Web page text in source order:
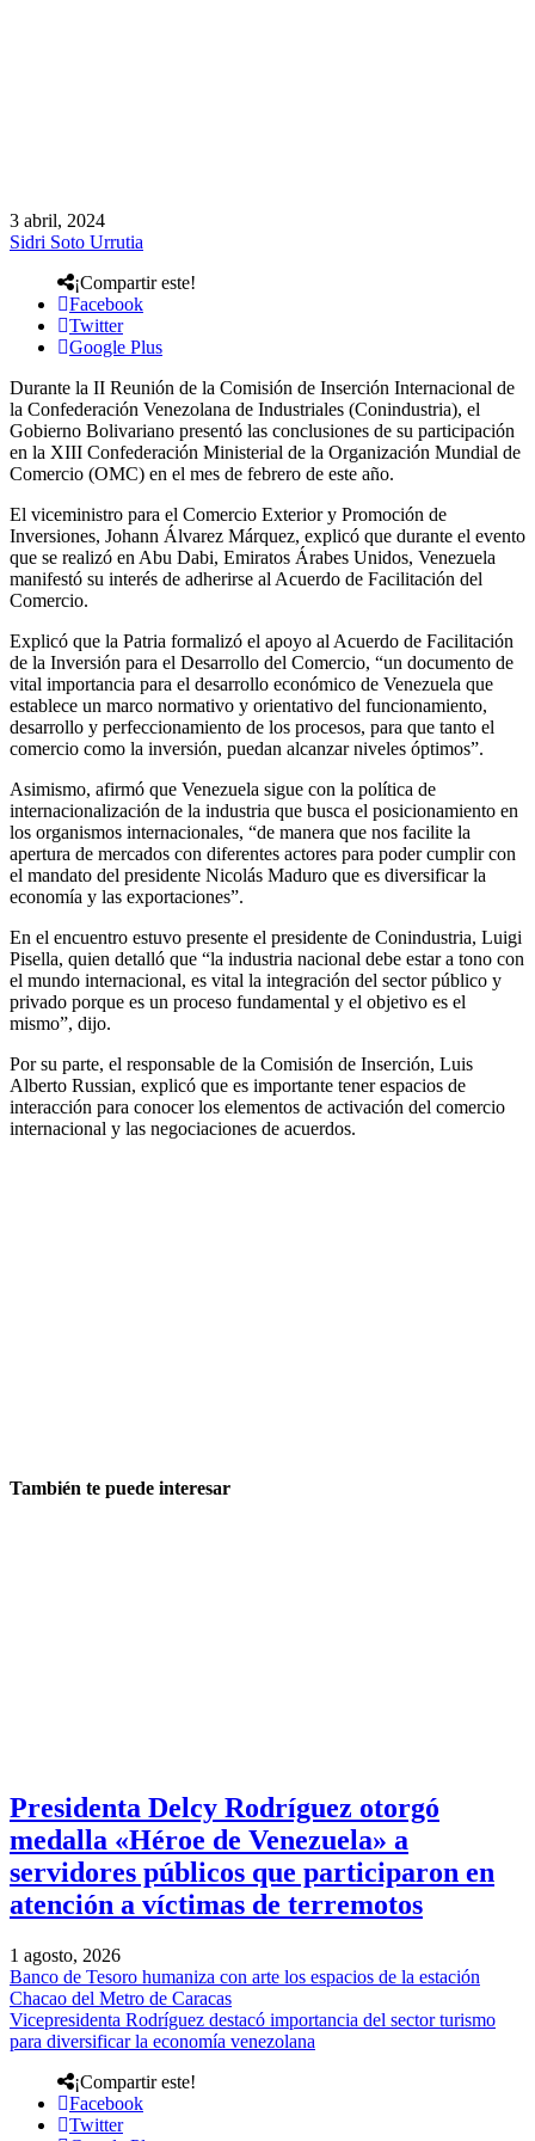
3 abril, 2024
Sidri Soto Urrutia
¡Compartir este!
Facebook
Twitter
Google Plus
Durante la II Reunión de la Comisión de Inserción Internacional de
la Confederación Venezolana de Industriales (Conindustria), el
Gobierno Bolivariano presentó las conclusiones de su participación
en la XIII Confederación Ministerial de la Organización Mundial de
Comercio (OMC) en el mes de febrero de este año.
El viceministro para el Comercio Exterior y Promoción de
Inversiones, Johann Álvarez Márquez, explicó que durante el evento
que se realizó en Abu Dabi, Emiratos Árabes Unidos, Venezuela
manifestó su interés de adherirse al Acuerdo de Facilitación del
Comercio.
Explicó que la Patria formalizó el apoyo al Acuerdo de Facilitación
de la Inversión para el Desarrollo del Comercio, “un documento de
vital importancia para el desarrollo económico de Venezuela que
establece un marco normativo y orientativo del funcionamiento,
desarrollo y perfeccionamiento de los procesos, para que tanto el
comercio como la inversión, puedan alcanzar niveles óptimos”.
Asimismo, afirmó que Venezuela sigue con la política de
internacionalización de la industria que busca el posicionamiento en
los organismos internacionales, “de manera que nos facilite la
apertura de mercados con diferentes actores para poder cumplir con
el mandato del presidente Nicolás Maduro que es diversificar la
economía y las exportaciones”.
En el encuentro estuvo presente el presidente de Conindustria, Luigi
Pisella, quien detalló que “la industria nacional debe estar a tono con
el mundo internacional, es vital la integración del sector público y
privado porque es un proceso fundamental y el objetivo es el
mismo”, dijo.
Por su parte, el responsable de la Comisión de Inserción, Luis
Alberto Russian, explicó que es importante tener espacios de
interacción para conocer los elementos de activación del comercio
internacional y las negociaciones de acuerdos.
También te puede interesar
Presidenta Delcy Rodríguez otorgó
medalla «Héroe de Venezuela» a
servidores públicos que participaron en
atención a víctimas de terremotos
1 agosto, 2026
Banco de Tesoro humaniza con arte los espacios de la estación
Chacao del Metro de Caracas
Vicepresidenta Rodríguez destacó importancia del sector turismo
para diversificar la economía venezolana
¡Compartir este!
Facebook
Twitter